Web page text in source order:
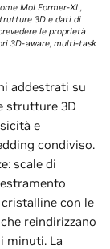
MoLFormer-XL,
3D e dati di
le proprietà
3D-aware, multi-task
addestrati su
strutture 3D
e
condiviso.
scale di
con le
reindirizzano
minuti. La